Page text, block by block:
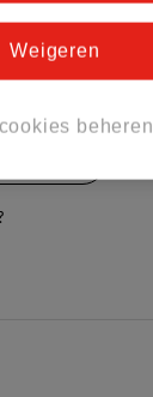
beheren
Weigeren